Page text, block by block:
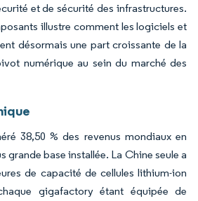
et de sécurité des infrastructures.
illustre comment les logiciels et
désormais une part croissante de la
numérique au sein du marché des
38,50 % des revenus mondiaux en
grande base installée. La Chine seule a
de capacité de cellules lithium-ion
gigafactory étant équipée de